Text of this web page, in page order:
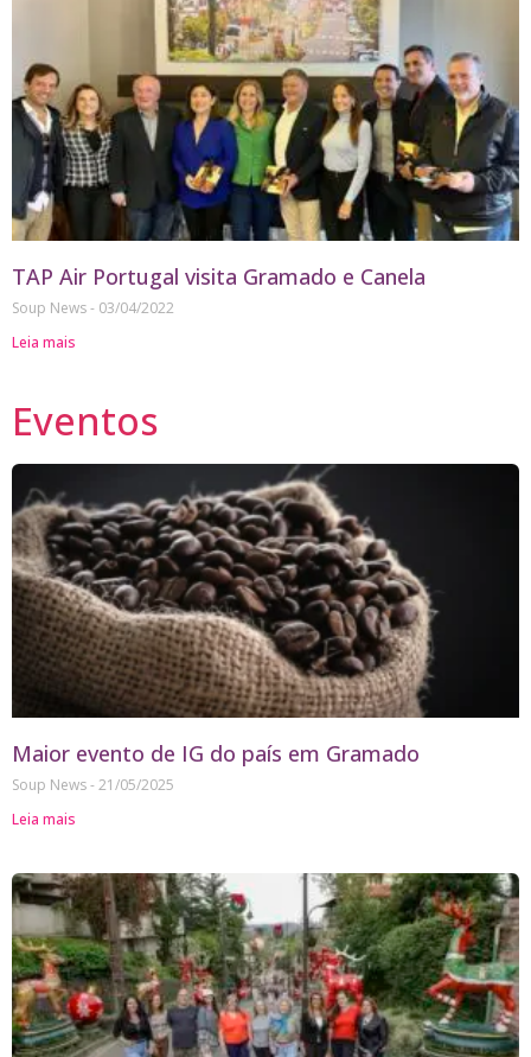
TAP Air Portugal visita Gramado e Canela
Soup News
03/04/2022
Leia mais
Eventos
Maior evento de IG do país em Gramado
Soup News 21/05/2025
Leia mais